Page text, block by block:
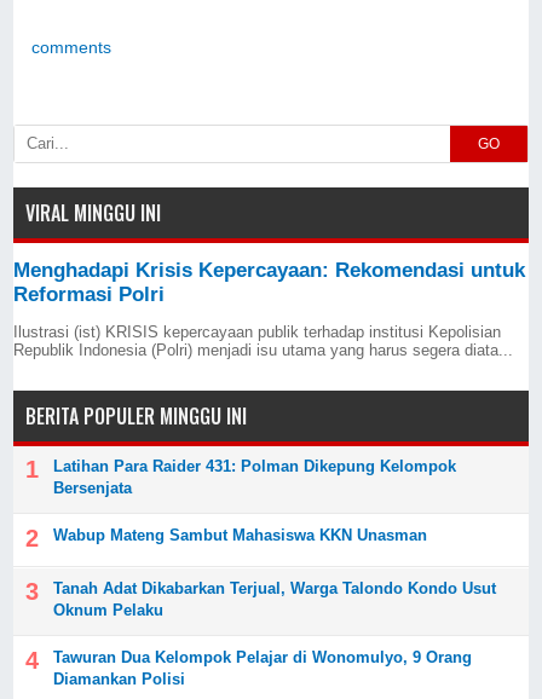
comments
GO
VIRAL MINGGU INI
Menghadapi Krisis Kepercayaan: Rekomendasi untuk
Reformasi Polri
Ilustrasi (ist) KRISIS kepercayaan publik terhadap institusi Kepolisian
Republik Indonesia (Polri) menjadi isu utama yang harus segera diata...
BERITA POPULER MINGGU INI
Latihan Para Raider 431: Polman Dikepung Kelompok
Bersenjata
Wabup Mateng Sambut Mahasiswa KKN Unasman
Tanah Adat Dikabarkan Terjual, Warga Talondo Kondo Usut
Oknum Pelaku
Tawuran Dua Kelompok Pelajar di Wonomulyo, 9 Orang
Diamankan Polisi